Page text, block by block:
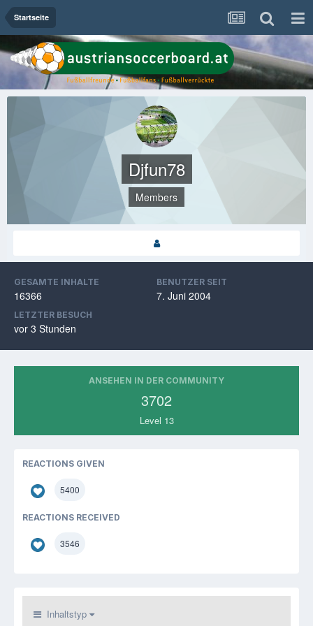
Startseite
Djfun78
Members
GESAMTE INHALTE
16366
BENUTZER SEIT
7. Juni 2004
LETZTER BESUCH
vor 3 Stunden
ANSEHEN IN DER COMMUNITY
3702
Level 13
REACTIONS GIVEN
5400
REACTIONS RECEIVED
3546
Inhaltstyp